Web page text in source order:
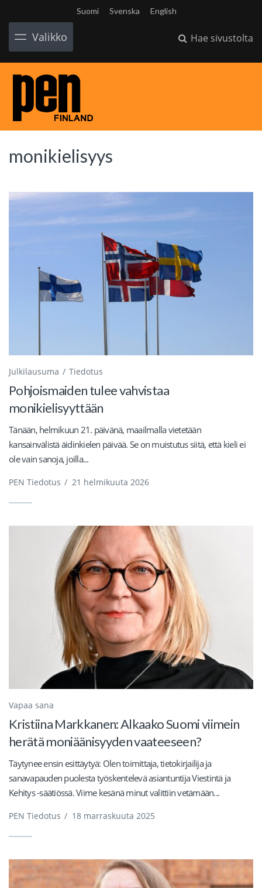
Suomi Svenska English
Valikko Hae sivustolta
monikielisyys
Julkilausuma Tiedotus
Pohjoismaiden tulee vahvistaa
monikielisyyttään
Tänään, helmikuun 21. päivänä, maailmalla vietetään
kansainvälistä äidinkielen päivää. Se on muistutus siitä, että kieli ei
ole vain sanoja, joilla...
PEN Tiedotus / 21 helmikuuta 2026
Vapaa sana
Kristiina Markkanen: Alkaako Suomi viimein
herätä moniäänisyyden vaateeseen?
Täytynee ensin esittäytyä: Olen toimittaja, tietokirjailija ja
sanavapauden puolesta työskentelevä asiantuntija Viestintä ja
Kehitys -säätiössä. Viime kesänä minut valittiin vetämään...
PEN Tiedotus / 18 marraskuuta 2025